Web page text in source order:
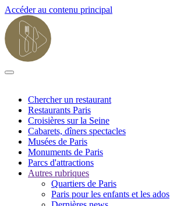
Accéder au contenu principal
Chercher un restaurant
Restaurants Paris
Croisières sur la Seine
Cabarets, dîners spectacles
Musées de Paris
Monuments de Paris
Parcs d'attractions
Autres rubriques
Quartiers de Paris
Paris pour les enfants et les ados